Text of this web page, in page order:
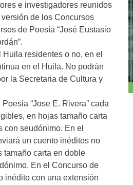
e investigadores reunidos
de los Concursos
de Poesía “José Eustasio
residentes o no, en el
en el Huila. No podrán
la Secretaria de Cultura y
“Jose E. Rivera” cada
en hojas tamaño carta
con seudónimo. En el
un cuento inéditos no
tamaño carta en doble
En el Concurso de
inédito con una extensión